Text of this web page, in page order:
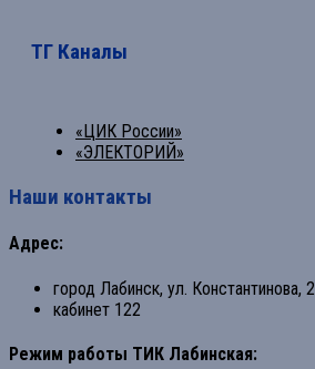
ТГ Каналы
«ЦИК России»
«ЭЛЕКТОРИЙ»
Наши контакты
Адрес:
город Лабинск, ул. Константинова, 2
кабинет 122
Режим работы ТИК Лабинская: